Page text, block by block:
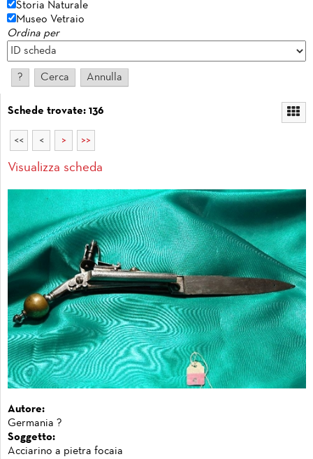
Storia Naturale
Museo Vetraio
Ordina per
Schede trovate: 136
<< < > >>
Visualizza scheda
Autore:
Germania ?
Soggetto:
Acciarino a pietra focaia